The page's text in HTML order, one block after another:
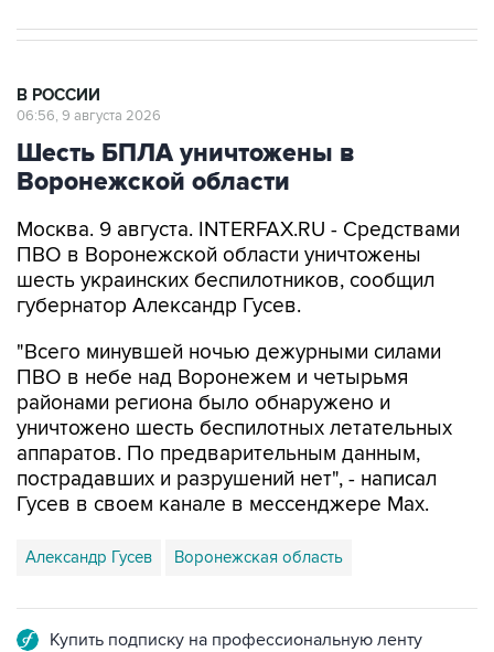
В РОССИИ
06:56, 9 августа 2026
Шесть БПЛА уничтожены в
Воронежской области
Москва. 9 августа. INTERFAX.RU - Средствами
ПВО в Воронежской области уничтожены
шесть украинских беспилотников, сообщил
губернатор Александр Гусев.
"Всего минувшей ночью дежурными силами
ПВО в небе над Воронежем и четырьмя
районами региона было обнаружено и
уничтожено шесть беспилотных летательных
аппаратов. По предварительным данным,
пострадавших и разрушений нет", - написал
Гусев в своем канале в мессенджере Max.
Александр Гусев Воронежская область
Купить подписку на профессиональную ленту